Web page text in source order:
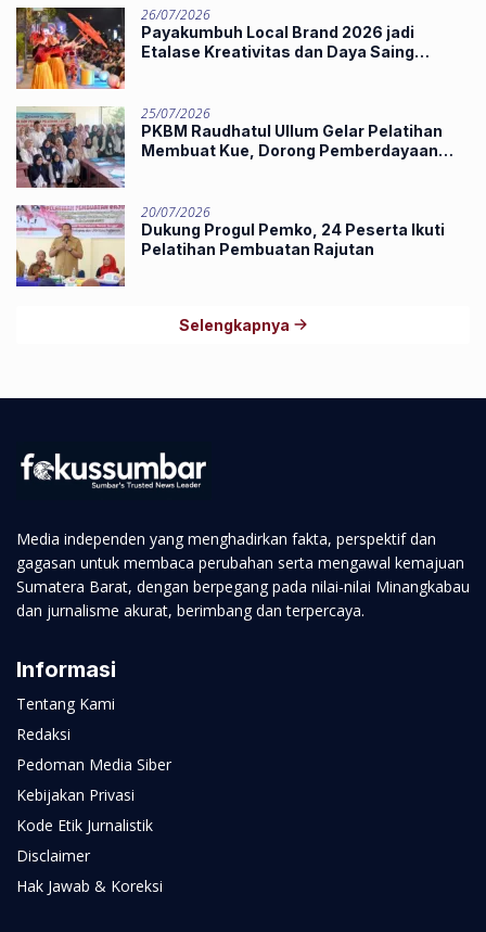
26/07/2026
Payakumbuh Local Brand 2026 jadi
Etalase Kreativitas dan Daya Saing
25/07/2026
PKBM Raudhatul Ullum Gelar Pelatihan
Membuat Kue, Dorong Pemberdayaan
20/07/2026
Dukung Progul Pemko, 24 Peserta Ikuti
Pelatihan Pembuatan Rajutan
Selengkapnya
Media independen yang menghadirkan fakta, perspektif dan
gagasan untuk membaca perubahan serta mengawal kemajuan
Sumatera Barat, dengan berpegang pada nilai-nilai Minangkabau
dan jurnalisme akurat, berimbang dan terpercaya.
Informasi
Tentang Kami
Redaksi
Pedoman Media Siber
Kebijakan Privasi
Kode Etik Jurnalistik
Disclaimer
Hak Jawab & Koreksi